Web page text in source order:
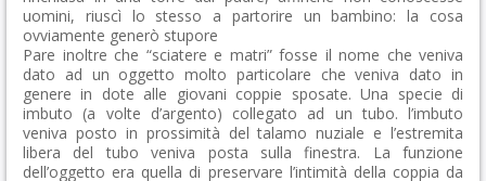
uomini, riuscì lo stesso a partorire un bambino: la cosa
ovviamente generò stupore
Pare inoltre che “sciatere e matri” fosse il nome che veniva
dato ad un oggetto molto particolare che veniva dato in
genere in dote alle giovani coppie sposate. Una specie di
imbuto (a volte d’argento) collegato ad un tubo. l’imbuto
veniva posto in prossimità del talamo nuziale e l’estremita
libera del tubo veniva posta sulla finestra. La funzione
dell’oggetto era quella di preservare l’intimità della coppia da